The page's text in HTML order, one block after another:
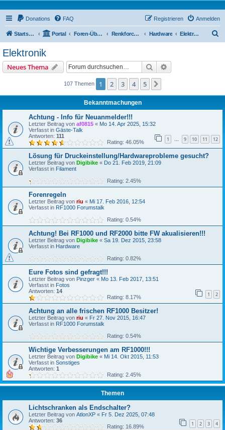
Donations FAQ Anmelden
Registrieren
Startseite Portal Foren-Übersicht Renkforce RF1000 Forum Hardware Elektronik
Elektronik
Neues Thema Suche
107 Themen 1 2 3 4 5
Bekanntmachungen
Achtung - Info für Neuanmelder!!!
Letzter Beitrag von af0815 « Mo 14. Apr 2025, 15:32
Verfasst in Gäste-Talk
Antworten: 111 1 … 9 10 11 12
Rating: 46.05%
Lösung für Druckeinstellung/Hardwareprobleme gesucht?
Letzter Beitrag von Digibike « Do 21. Feb 2019, 21:09
Verfasst in Filament
Rating: 2.45%
Forenregeln
Letzter Beitrag von riu « Mi 17. Feb 2016, 12:54
Verfasst in RF1000 Forumstalk
Rating: 0.54%
Achtung! Bei RF1000 und RF2000 bitte FW akualisieren!!!
Letzter Beitrag von Digibike « Sa 19. Dez 2015, 23:58
Verfasst in Hardware
Rating: 0.82%
Eure Fotos sind gefragt!!!
Letzter Beitrag von Pinzger « Mo 13. Feb 2017, 13:51
Verfasst in Fotos
Antworten: 14 1 2
Rating: 8.17%
Achtung an alle frischen RF1000 Besitzer!
Letzter Beitrag von riu « Fr 27. Nov 2015, 16:47
Verfasst in RF1000 Forumstalk
Rating: 0.54%
Wichtige Verbesserungen am RF1000!!!
Letzter Beitrag von Digibike « Mi 14. Okt 2015, 11:53
Verfasst in Sonstiges
Antworten: 1
Rating: 2.45%
Themen
Lichtschranken als Endschalter?
Letzter Beitrag von AtlonXP « Fr 5. Dez 2025, 07:48
Antworten: 36 1 2 3 4
Rating: 16.89%